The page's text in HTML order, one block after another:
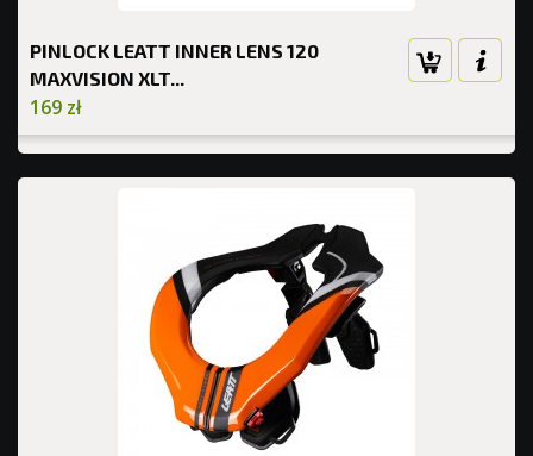
PINLOCK LEATT INNER LENS 120
MAXVISION XLT...
169 zł